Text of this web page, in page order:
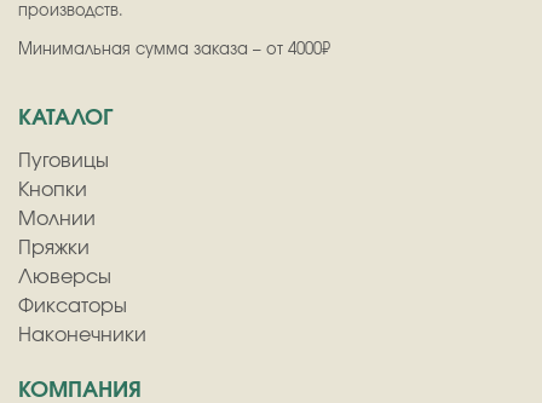
производств.
Минимальная сумма заказа – от 4000₽
КАТАЛОГ
Пуговицы
Кнопки
Молнии
Пряжки
Люверсы
Фиксаторы
Наконечники
КОМПАНИЯ